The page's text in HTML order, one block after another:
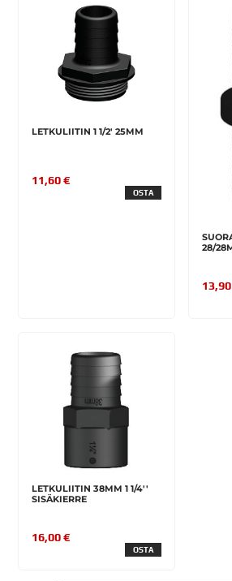
LETKULIITIN 1 1/2' 25MM
11,60 €
OSTA
28/
LETKULIITIN 38MM 1 1/4''
SISÄKIERRE
16,00 €
OSTA